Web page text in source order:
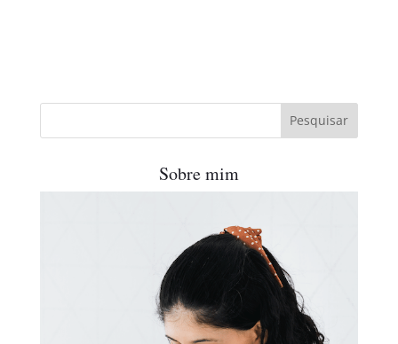
Sobre mim